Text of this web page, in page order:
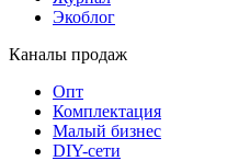
Экоблог
Каналы продаж
Опт
Комплектация
Малый бизнес
DIY-сети